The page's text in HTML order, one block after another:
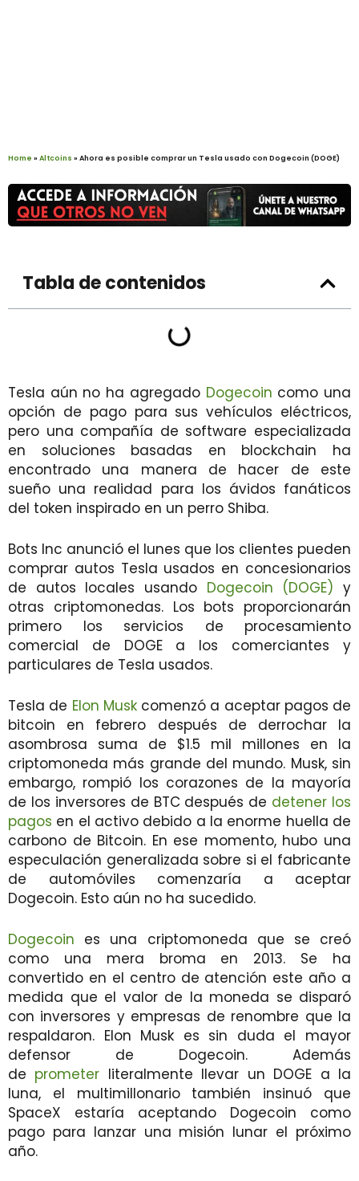
Home »Altcoins »Ahora es posible comprar un Tesla usado con Dogecoin (DOGE)
Tabla de contenidos
Tesla aún no ha agregado Dogecoin como una
opción de pago para sus vehículos eléctricos,
pero una compañía de software especializada
en soluciones basadas en blockchain ha
encontrado una manera de hacer de este
sueño una realidad para los ávidos fanáticos
del token inspirado en un perro Shiba.
Bots Inc anunció el lunes que los clientes pueden
comprar autos Tesla usados ​​en concesionarios
de autos locales usando Dogecoin (DOGE) y
otras criptomonedas. Los bots proporcionarán
primero los servicios de procesamiento
comercial de DOGE a los comerciantes y
particulares de Tesla usados.
Tesla de Elon Muskcomenzó a aceptar pagos de
bitcoin en febrero después de derrochar la
asombrosa suma de $1.5 mil millones en la
criptomoneda más grande del mundo. Musk, sin
embargo, rompió los corazones de la mayoría
de los inversores de BTC después de detener los
pagos en el activo debido a la enorme huella de
carbono de Bitcoin. En ese momento, hubo una
especulación generalizada sobre si el fabricante
de automóviles comenzaría a aceptar
Dogecoin. Esto aún no ha sucedido.
Dogecoin es una criptomoneda que se creó
como una mera broma en 2013. Se ha
convertido en el centro de atención este año a
medida que el valor de la moneda se disparó
con inversores y empresas de renombre que la
respaldaron. Elon Musk es sin duda el mayor
defensor de Dogecoin. Además
de prometer literalmente llevar un DOGE a la
luna, el multimillonario también insinuó que
SpaceX estaría aceptando Dogecoin como
pago para lanzar una misión lunar el próximo
año.